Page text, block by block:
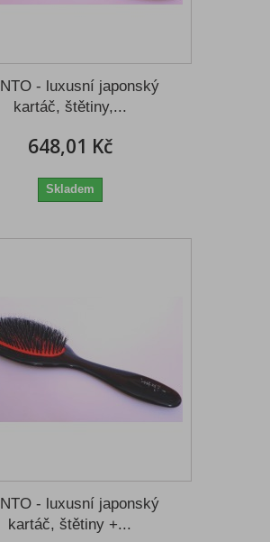
- luxusní japonský
kartáč, štětiny,...
648,01 Kč
Skladem
- luxusní japonský
kartáč, štětiny +...